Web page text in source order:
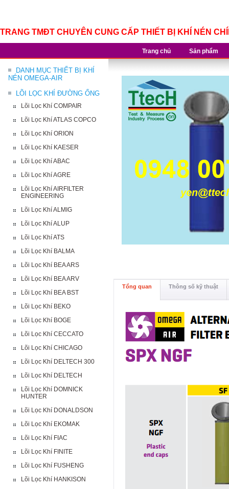
TRANG TMĐT CHUYÊN CUNG CẤP THIẾT BỊ KHÍ NÉN
Trang chủ Sản phẩm
DANH MỤC THIẾT BỊ KHÍ
NÉN OMEGA-AIR
LÕI LỌC KHÍ ĐƯỜNG ỐNG
Lõi Lọc Khí COMPAIR
Lõi Lọc Khí ATLAS COPCO
Lõi Lọc Khí ORION
Lõi Lọc Khí KAESER
Lõi Lọc Khí ABAC
Lõi Lọc Khí AGRE
Lõi Lọc Khí AIRFILTER
ENGINEERING
Lõi Lọc Khí ALMIG
Lõi Lọc Khí ALUP
Lõi Lọc Khí ATS
Lõi Lọc Khí BALMA
Lõi Lọc Khí BEA ARS
Lõi Lọc Khí BEA ARV
Lõi Lọc Khí BEA BST
Lõi Lọc Khí BEKO
Lõi Lọc Khí BOGE
Lõi Lọc Khí CECCATO
Lõi Lọc Khí CHICAGO
Lõi Lọc Khí DELTECH 300
Lõi Lọc Khí DELTECH
Lõi Lọc Khí DOMNICK
HUNTER
Lõi Lọc Khí DONALDSON
Lõi Lọc Khí EKOMAK
Lõi Lọc Khí FIAC
Lõi Lọc Khí FINITE
Lõi Lọc Khí FUSHENG
Lõi Lọc Khí HANKISON
Tổng quan Thông số kỹ thuật